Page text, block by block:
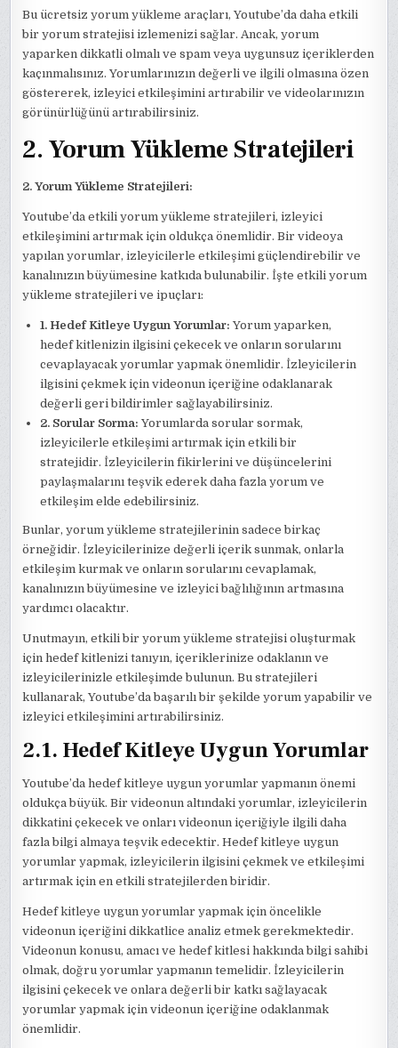
Bu ücretsiz yorum yükleme araçları, Youtube’da daha etkili
bir yorum stratejisi izlemenizi sağlar. Ancak, yorum
yaparken dikkatli olmalı ve spam veya uygunsuz içeriklerden
kaçınmalısınız. Yorumlarınızın değerli ve ilgili olmasına özen
göstererek, izleyici etkileşimini artırabilir ve videolarınızın
görünürlüğünü artırabilirsiniz.
2. Yorum Yükleme Stratejileri
2. Yorum Yükleme Stratejileri:
Youtube’da etkili yorum yükleme stratejileri, izleyici
etkileşimini artırmak için oldukça önemlidir. Bir videoya
yapılan yorumlar, izleyicilerle etkileşimi güçlendirebilir ve
kanalınızın büyümesine katkıda bulunabilir. İşte etkili yorum
yükleme stratejileri ve ipuçları:
1. Hedef Kitleye Uygun Yorumlar: Yorum yaparken,
hedef kitlenizin ilgisini çekecek ve onların sorularını
cevaplayacak yorumlar yapmak önemlidir. İzleyicilerin
ilgisini çekmek için videonun içeriğine odaklanarak
değerli geri bildirimler sağlayabilirsiniz.
2. Sorular Sorma: Yorumlarda sorular sormak,
izleyicilerle etkileşimi artırmak için etkili bir
stratejidir. İzleyicilerin fikirlerini ve düşüncelerini
paylaşmalarını teşvik ederek daha fazla yorum ve
etkileşim elde edebilirsiniz.
Bunlar, yorum yükleme stratejilerinin sadece birkaç
örneğidir. İzleyicilerinize değerli içerik sunmak, onlarla
etkileşim kurmak ve onların sorularını cevaplamak,
kanalınızın büyümesine ve izleyici bağlılığının artmasına
yardımcı olacaktır.
Unutmayın, etkili bir yorum yükleme stratejisi oluşturmak
için hedef kitlenizi tanıyın, içeriklerinize odaklanın ve
izleyicilerinizle etkileşimde bulunun. Bu stratejileri
kullanarak, Youtube’da başarılı bir şekilde yorum yapabilir ve
izleyici etkileşimini artırabilirsiniz.
2.1. Hedef Kitleye Uygun Yorumlar
Youtube’da hedef kitleye uygun yorumlar yapmanın önemi
oldukça büyük. Bir videonun altındaki yorumlar, izleyicilerin
dikkatini çekecek ve onları videonun içeriğiyle ilgili daha
fazla bilgi almaya teşvik edecektir. Hedef kitleye uygun
yorumlar yapmak, izleyicilerin ilgisini çekmek ve etkileşimi
artırmak için en etkili stratejilerden biridir.
Hedef kitleye uygun yorumlar yapmak için öncelikle
videonun içeriğini dikkatlice analiz etmek gerekmektedir.
Videonun konusu, amacı ve hedef kitlesi hakkında bilgi sahibi
olmak, doğru yorumlar yapmanın temelidir. İzleyicilerin
ilgisini çekecek ve onlara değerli bir katkı sağlayacak
yorumlar yapmak için videonun içeriğine odaklanmak
önemlidir.